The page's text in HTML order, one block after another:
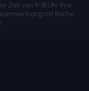
Zeit von 9-18 Uhr Ihre
mit Roche